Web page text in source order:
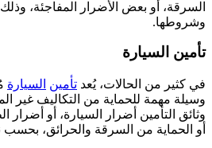
السرقة، أو بعض الأضرار المفاجئة،
وشروطها.
تأمين السيارة
في كثير من الحالات، يُعد تأمين السيارة
وسيلة مهمة للحماية من التكاليف غير
وثائق التأمين أضرار السيارة، أو أضرار
أو الحماية من السرقة والحرائق، بحسب